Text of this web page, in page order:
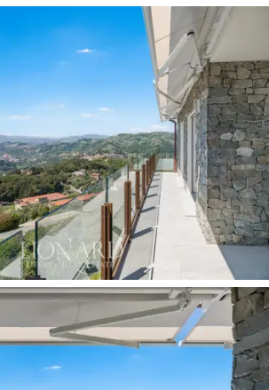
med ettsolpanelsystem på
till fastighetens energiförsörjning,
parkeringsplats. Projektet
att skapa en panoramautsiktlig
byggas i den terrasserade
ytterligare skulle höja fastighetens
resort.